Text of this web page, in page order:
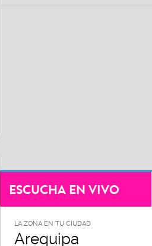
ESCUCHA EN VIVO
LA ZONA EN TU CIUDAD
Arequipa